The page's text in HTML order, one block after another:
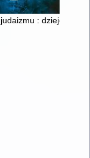
: dzieje